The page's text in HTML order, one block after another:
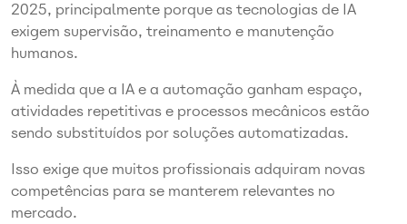
2025, principalmente porque as tecnologias de IA
exigem supervisão, treinamento e manutenção
humanos.
À medida que a IA e a automação ganham espaço,
atividades repetitivas e processos mecânicos estão
sendo substituídos por soluções automatizadas.
Isso exige que muitos profissionais adquiram novas
competências para se manterem relevantes no
mercado.